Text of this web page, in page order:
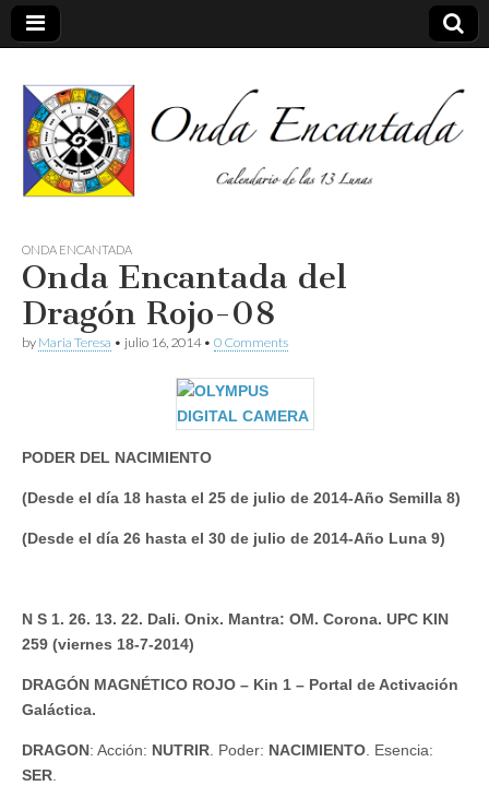
Onda
encantada
ONDA ENCANTADA
Onda Encantada del
Dragón Rojo-08
by Maria Teresa • julio 16, 2014• 0 Comments
PODER DEL NACIMIENTO
(Desde el día 18 hasta el 25 de julio de 2014-Año Semilla 8)
(Desde el día 26 hasta el 30 de julio de 2014-Año Luna 9)
N S 1. 26. 13. 22. Dali. Onix. Mantra: OM. Corona. UPC KIN
259 (viernes 18-7-2014)
DRAGÓN MAGNÉTICO ROJO – Kin 1 – Portal de Activación
Galáctica.
DRAGON: Acción: NUTRIR . Poder: NACIMIENTO . Esencia:
SER